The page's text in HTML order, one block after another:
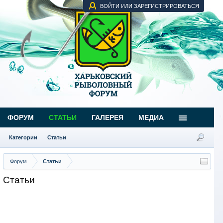
ВОЙТИ ИЛИ ЗАРЕГИСТРИРОВАТЬСЯ
Форум Статьи
Статьи
ФОРУМ СТАТЬИ
Категории Статьи
ГАЛЕРЕЯ МЕДИА